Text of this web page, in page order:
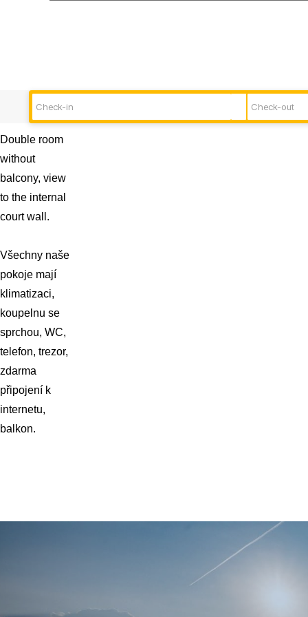
Double room
without
balcony, view
to the internal
court wall.
Všechny naše
pokoje mají
klimatizaci,
koupelnu se
sprchou, WC,
telefon, trezor,
zdarma
připojení k
internetu,
balkon.